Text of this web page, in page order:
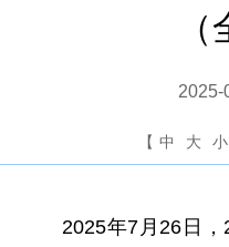
2025-
【 中 大 小
2025年7月26日